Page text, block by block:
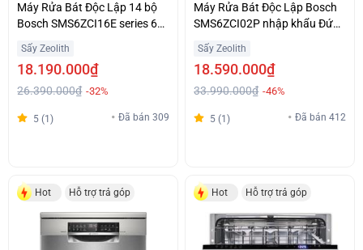
Máy Rửa Bát Độc Lập 14 bộ
Bosch SMS6ZCI16E series 6
Sạch Khô Hoàn Hảo
Sấy Zeolith
18.190.000₫
26.390.000₫ -32%
5 (1) Đã bán 309
Máy Rửa Bát Độc Lập Bosch
SMS6ZCI02P nhập khẩu Đức,
Series 6, sấy Zeolith
Sấy Zeolith
18.590.000₫
33.990.000₫ -46%
5 (1) Đã bán 412
Hot Hỗ trợ trả góp Hot Hỗ trợ trả góp